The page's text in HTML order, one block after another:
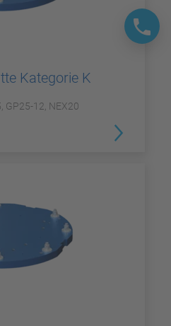
Kategorie K
GP25-12, NEX20